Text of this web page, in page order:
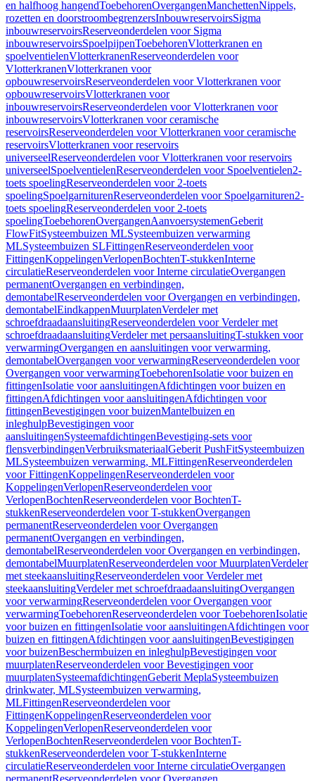
en halfhoog hangendToebehorenOvergangenManchettenNippels,
rozetten en doorstroombegrenzersInbouwreservoirsSigma
inbouwreservoirsReserveonderdelen voor Sigma
inbouwreservoirsSpoelpijpenToebehorenVlotterkranen en
spoelventielenVlotterkranenReserveonderdelen voor
VlotterkranenVlotterkranen voor
opbouwreservoirsReserveonderdelen voor Vlotterkranen voor
opbouwreservoirsVlotterkranen voor
inbouwreservoirsReserveonderdelen voor Vlotterkranen voor
inbouwreservoirsVlotterkranen voor ceramische
reservoirsReserveonderdelen voor Vlotterkranen voor ceramische
reservoirsVlotterkranen voor reservoirs
universeelReserveonderdelen voor Vlotterkranen voor reservoirs
universeelSpoelventielenReserveonderdelen voor Spoelventielen2-
toets spoelingReserveonderdelen voor 2-toets
spoelingSpoelgarniturenReserveonderdelen voor Spoelgarnituren2-
toets spoelingReserveonderdelen voor 2-toets
spoelingToebehorenOvergangenAanvoersystemenGeberit
FlowFitSysteembuizen MLSysteembuizen verwarming
MLSysteembuizen SLFittingenReserveonderdelen voor
FittingenKoppelingenVerlopenBochtenT-stukkenInterne
circulatieReserveonderdelen voor Interne circulatieOvergangen
permanentOvergangen en verbindingen,
demontabelReserveonderdelen voor Overgangen en verbindingen,
demontabelEindkappenMuurplatenVerdeler met
schroefdraadaansluitingReserveonderdelen voor Verdeler met
schroefdraadaansluitingVerdeler met persaansluitingT-stukken voor
verwarmingOvergangen en aansluitingen voor verwarming,
demontabelOvergangen voor verwarmingReserveonderdelen voor
Overgangen voor verwarmingToebehorenIsolatie voor buizen en
fittingenIsolatie voor aansluitingenAfdichtingen voor buizen en
fittingenAfdichtingen voor aansluitingenAfdichtingen voor
fittingenBevestigingen voor buizenMantelbuizen en
inleghulpBevestigingen voor
aansluitingenSysteemafdichtingenBevestiging-sets voor
flensverbindingenVerbruiksmateriaalGeberit PushFitSysteembuizen
MLSysteembuizen verwarming, MLFittingenReserveonderdelen
voor FittingenKoppelingenReserveonderdelen voor
KoppelingenVerlopenReserveonderdelen voor
VerlopenBochtenReserveonderdelen voor BochtenT-
stukkenReserveonderdelen voor T-stukkenOvergangen
permanentReserveonderdelen voor Overgangen
permanentOvergangen en verbindingen,
demontabelReserveonderdelen voor Overgangen en verbindingen,
demontabelMuurplatenReserveonderdelen voor MuurplatenVerdeler
met steekaansluitingReserveonderdelen voor Verdeler met
steekaansluitingVerdeler met schroefdraadaansluitingOvergangen
voor verwarmingReserveonderdelen voor Overgangen voor
verwarmingToebehorenReserveonderdelen voor ToebehorenIsolatie
voor buizen en fittingenIsolatie voor aansluitingenAfdichtingen voor
buizen en fittingenAfdichtingen voor aansluitingenBevestigingen
voor buizenBeschermbuizen en inleghulpBevestigingen voor
muurplatenReserveonderdelen voor Bevestigingen voor
muurplatenSysteemafdichtingenGeberit MeplaSysteembuizen
drinkwater, MLSysteembuizen verwarming,
MLFittingenReserveonderdelen voor
FittingenKoppelingenReserveonderdelen voor
KoppelingenVerlopenReserveonderdelen voor
VerlopenBochtenReserveonderdelen voor BochtenT-
stukkenReserveonderdelen voor T-stukkenInterne
circulatieReserveonderdelen voor Interne circulatieOvergangen
permanentReserveonderdelen voor Overgangen